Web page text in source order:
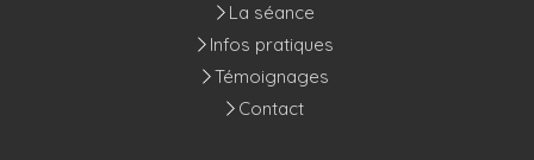
La séance
Infos pratiques
Témoignages
Contact